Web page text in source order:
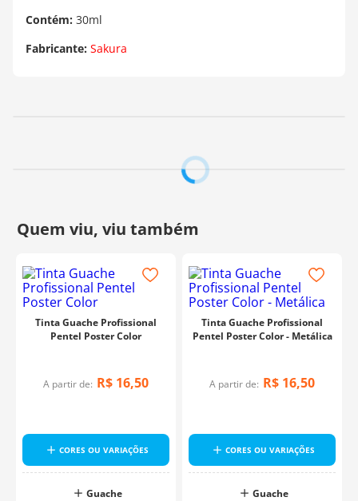
Contém: 30ml
Fabricante: Sakura
Tinta Guache Profissional
Pentel Poster Color
A partir de: R$ 16,50
CORES OU VARIAÇÕES
Guache
Tinta Guache Profissional
Pentel Poster Color - Metálica
A partir de: R$ 16,50
CORES OU VARIAÇÕES
Guache